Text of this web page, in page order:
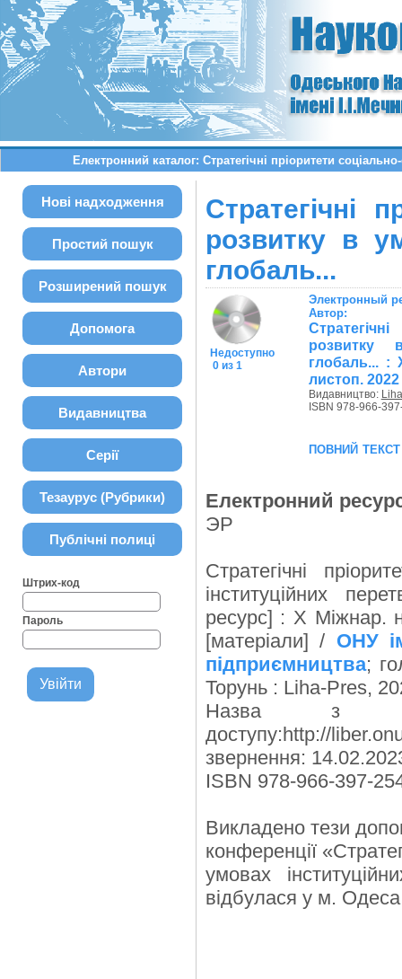
Електронний каталог: Стратегічні пріоритети
Нові надходження
Простий пошук
Розширений пошук
Допомога
Автори
Видавництва
Серії
Тезаурус (Рубрики)
Публічні полиці
Штрих-код
Пароль
Стратегічні
розвитку в
глобаль...
Недоступно
0 из 1
Электронный
Автор:
розвитку
глобаль... :
листоп. 2022
Видавництво:
ISBN 978-966-
повний текст
Електронний
ЭР
Стратегічні
інституційних
ресурс] : Х Міжнар.
[матеріали] / ОНУ
підприємництва;
Торунь : Liha-Pres,
Назва з
доступу:http://
звернення:
ISBN 978-966-397-
Викладено тези
конференції
умовах
відбулася у м.